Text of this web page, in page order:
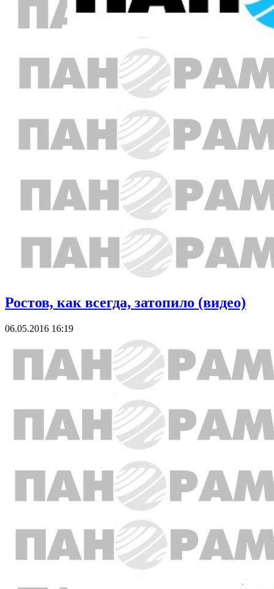
Ростов, как всегда, затопило (видео)
06.05.2016 16:19